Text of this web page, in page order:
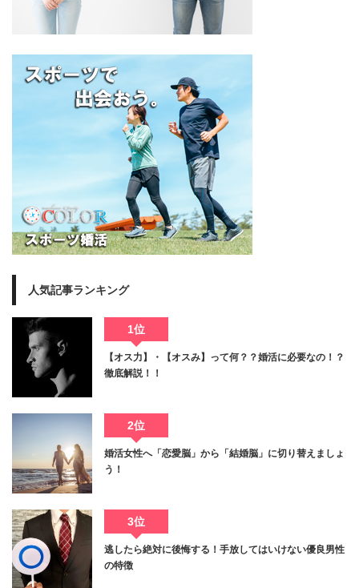
人気記事ランキング
1位
【オス力】・【オスみ】って何？？婚活に必要なの！？
徹底解説！！
2位
婚活女性へ「恋愛脳」から「結婚脳」に切り替えましょ
う！
3位
逃したら絶対に後悔する！手放してはいけない優良男性
の特徴